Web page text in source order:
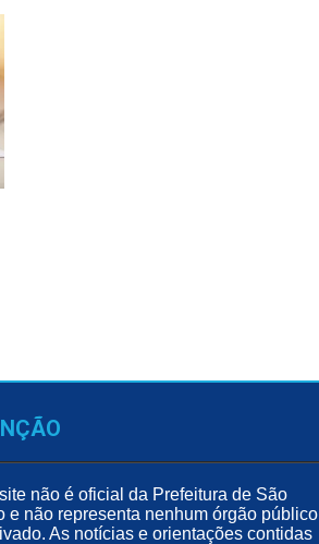
não é oficial da Prefeitura de São
e não representa nenhum órgão público
As notícias e orientações contidas